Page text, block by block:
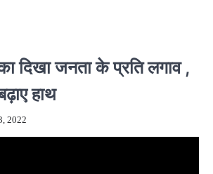
दिखा जनता के प्रति लगाव ,
हाथ
2022